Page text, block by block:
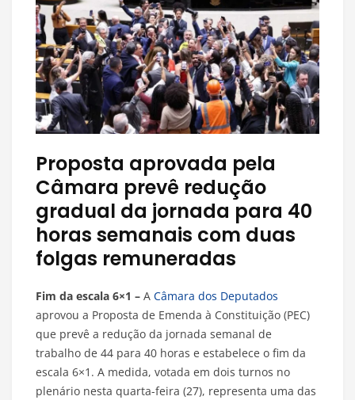
Proposta aprovada pela
Câmara prevê redução
gradual da jornada para 40
horas semanais com duas
folgas remuneradas
Fim da escala 6×1 – A Câmara dos Deputados
aprovou a Proposta de Emenda à Constituição (PEC)
que prevê a redução da jornada semanal de
trabalho de 44 para 40 horas e estabelece o fim da
escala 6×1. A medida, votada em dois turnos no
plenário nesta quarta-feira (27), representa uma das